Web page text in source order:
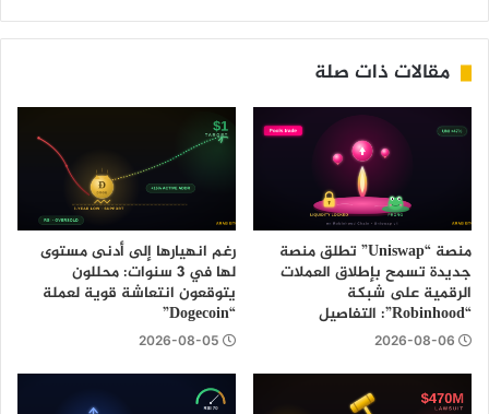
مقالات ذات صلة
منصة “Uniswap” تطلق منصة
جديدة تسمح بإطلاق العملات
الرقمية على شبكة
“Robinhood”: التفاصيل
2026-08-06
رغم انهيارها إلى أدنى مستوى
لها في 3 سنوات: محللون
يتوقعون انتعاشة قوية لعملة
“Dogecoin”
2026-08-05